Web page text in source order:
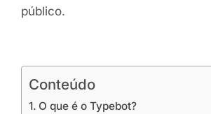
público.
Conteúdo
O que é o Typebot?